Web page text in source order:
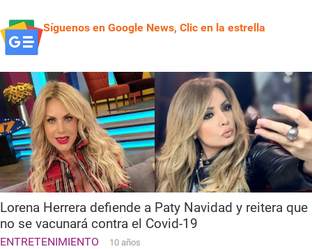
Síguenos en Google News, Clic en la estrella
Lorena Herrera defiende a Paty Navidad y reitera que
no se vacunará contra el Covid-19
ENTRETENIMIENTO 10 años